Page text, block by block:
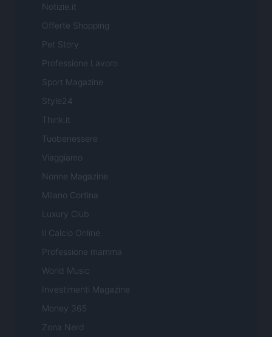
Notizie.it
Offerte Shopping
Pet Story
Professione Lavoro
Sport Magazine
Style24
Think.it
Tuobenessere
Viaggiamo
Nonne Magazine
Milano Cortina
Luxury Club
Il Calcio Online
Professione mamma
World Music
Investimenti Magazine
Money 365
Zona Nerd